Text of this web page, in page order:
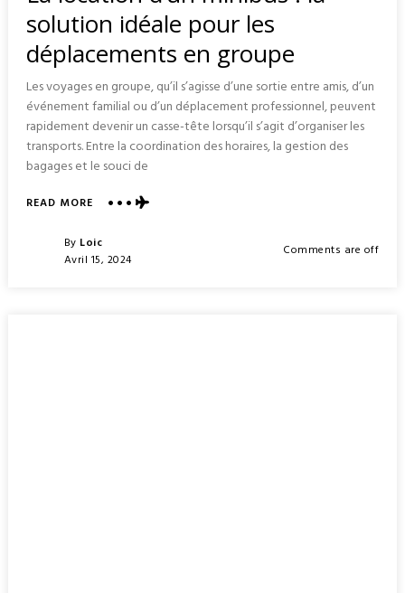
solution idéale pour les
déplacements en groupe
Les voyages en groupe, qu’il s’agisse d’une sortie entre amis, d’un
événement familial ou d’un déplacement professionnel, peuvent
rapidement devenir un casse-tête lorsqu’il s’agit d’organiser les
transports. Entre la coordination des horaires, la gestion des
bagages et le souci de
READ MOREABOUT
LOCATION
D’UN
Posted
By Loic
Posted
Avril 15, 2024
Comments are off